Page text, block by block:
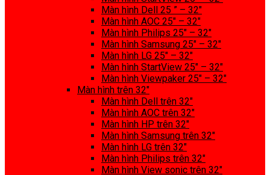
Màn hình Dell 25 ” – 32″
Màn hình AOC 25″ – 32″
Màn hình Philips 25″ – 32″
Màn hình Samsung 25″ – 32″
Màn hình LG 25″ – 32″
Màn hình StartView 25″ – 32″
Màn hình Viewpaker 25″ – 32″
Màn hình trên 32″
Màn hình Dell trên 32″
Màn hình AOC trên 32″
Màn hình HP trên 32″
Màn hình Samsung trên 32″
Màn hình LG trên 32″
Màn hình Philips trên 32″
Màn hình View sonic trên 32″